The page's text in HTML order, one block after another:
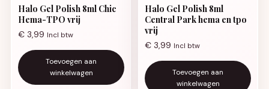
Halo Gel Polish 8ml Chic
Hema-TPO vrij
€ 3,99 Incl btw
Toevoegen aan
winkelwagen
Halo Gel Polish 8ml
Central Park hema en tpo
vrij
€ 3,99 Incl btw
Toevoegen aan
winkelwagen